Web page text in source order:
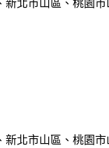
北市山區、桃園